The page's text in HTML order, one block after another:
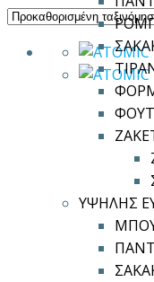
ΥΨΗΛΗΣ